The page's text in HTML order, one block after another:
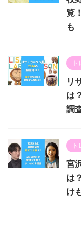
覧
も
ト
リ
は
調
ト
宮
は
け